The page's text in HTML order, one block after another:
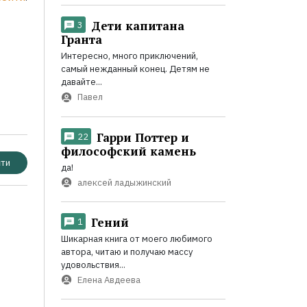
3
Дети капитана
Гранта
Интересно, много приключений,
самый нежданный конец. Детям не
давайте...
Павел
22
Гарри Поттер и
философский камень
да!
алексей ладыжинский
1 Гений
Шикарная книга от моего любимого
автора, читаю и получаю массу
удовольствия...
Елена Авдеева